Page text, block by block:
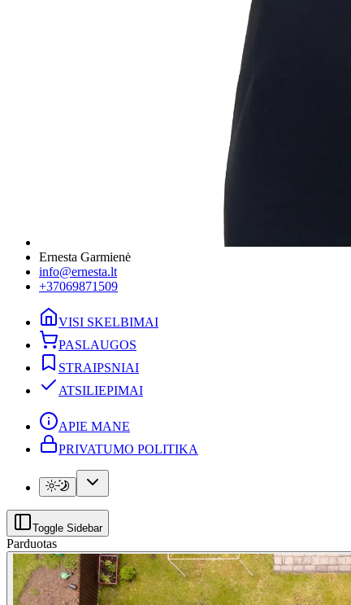
Ernesta Garmienė
info@ernesta.lt
+37069871509
VISI SKELBIMAI
PASLAUGOS
STRAIPSNIAI
ATSILIEPIMAI
APIE MANE
PRIVATUMO POLITIKA
Toggle Sidebar
Parduotas